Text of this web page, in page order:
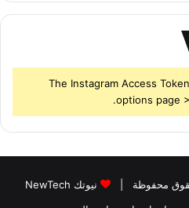
The Instagram Access
options page
نيوتك NewTech